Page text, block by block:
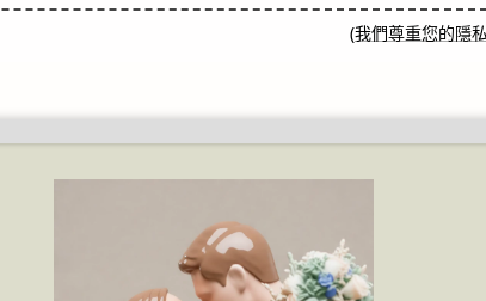
(我們尊重您的隱